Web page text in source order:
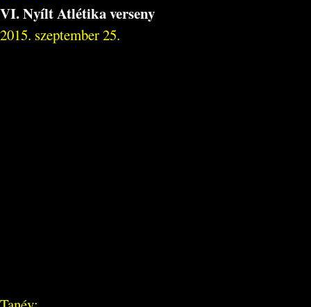
VI. Nyílt Atlétika verseny
2015. szeptember 25.